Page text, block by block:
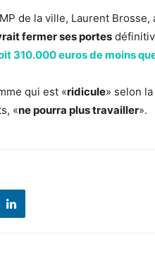
de la ville, Laurent
fermer ses portes
310.000 euros de moins
qui est «ridicule» selon
«ne pourra plus travailler».